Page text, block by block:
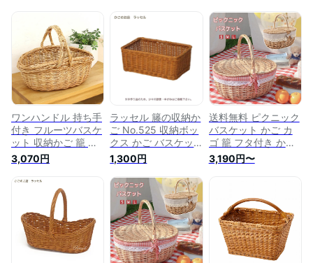
ワンハンドル 持ち手
付き フルーツバスケ
ット 収納かご 籠 収
納バスケット 籐 ラ
タン おしゃれ ピク
ニック おむつ ピク
ニックバスケット 収
納ボックス 雑貨 カ
ゴバスケット かご
バスケット かご収納
編み バック 北欧 洗
濯かご バッグ 可愛
3,070円
ラッセル 籐の収納か
ご No.525 収納ボッ
クス かご バスケッ
ト 収納バスケット
収納かご 籐かご か
ごバスケット ラタン
バスケット かご バ
スケット 籐かご バ
スケット かごバスケ
ット ラタン
1,300円
送料無料 ピクニック
バスケット かご カ
ゴ 籠 フタ付き かご
バスケット お花見
収納バスケット 籐の
ット 野菜かご フリ
ル 収納 籐製 蓋付き
持ち手 小物入れ 可
愛い お菓子 果物 ピ
クニック フルーツ
3,190円〜